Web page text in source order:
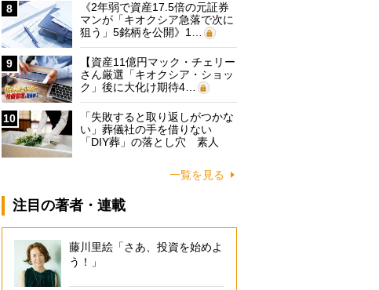
8
《2年弱で資産17.5倍の元証券
マンが「キオクシア急落で次に
狙う」5銘柄を公開》1…
9
【資産11億円マック・チェリー
さん厳選「キオクシア・ショッ
ク」後に大化け期待4…
10
「失敗すると取り返しがつかな
い」葬儀社の手を借りない
「DIY葬」の落とし穴 素人
一覧を見る
注目の著者・連載
藤川里絵「さあ、投資を始めよ
う！」